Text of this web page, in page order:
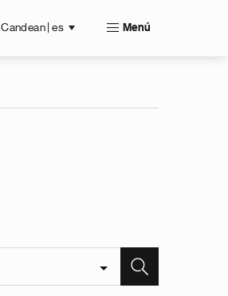
Candean | es Menú